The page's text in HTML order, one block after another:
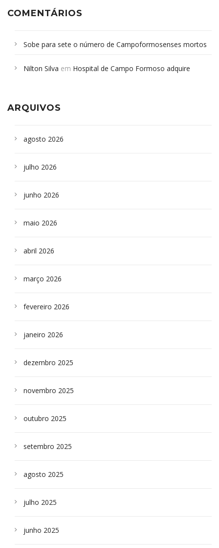
COMENTÁRIOS
Sobe para sete o número de Campoformosenses mortos
Campoformosenses que morreram em desabamentos são
Nilton Silva em Hospital de Campo Formoso adquire
ARQUIVOS
agosto 2026
julho 2026
junho 2026
maio 2026
abril 2026
março 2026
fevereiro 2026
janeiro 2026
dezembro 2025
novembro 2025
outubro 2025
setembro 2025
agosto 2025
julho 2025
junho 2025